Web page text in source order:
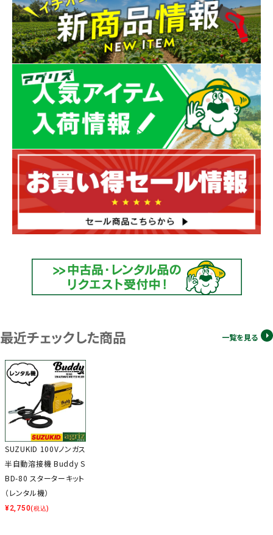
最近チェックした商品 一覧を見る
SUZUKID 100Vノンガス
半自動溶接機 Buddy S
BD-80 スターターキット
（レンタル機）
¥2,750(税込)